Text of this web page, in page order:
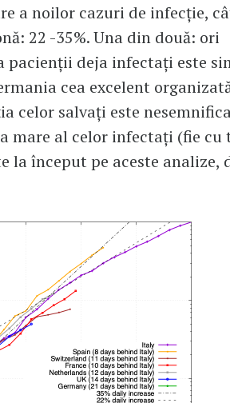
a noilor cazuri de infecție,
22 -35%. Una din două: ori
pacienții deja infectați este
cea excelent
celor salvați este
al celor infectați (fie cu
la început pe aceste analize,